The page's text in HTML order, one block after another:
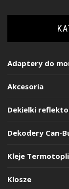
Adaptery do
Akcesoria
Dekielki
Dekodery Can-
Kleje
Klosze